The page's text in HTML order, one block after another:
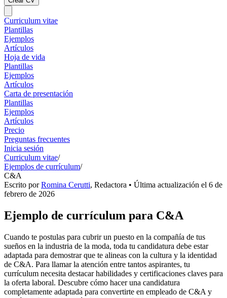
Curriculum vitae
Plantillas
Ejemplos
Artículos
Hoja de vida
Plantillas
Ejemplos
Artículos
Carta de presentación
Plantillas
Ejemplos
Artículos
Precio
Preguntas frecuentes
Inicia sesión
Curriculum vitae/
Ejemplos de currículum/
C&A
Escrito porRomina Cerutti, Redactora • Última actualización el 6 de
febrero de 2026
Ejemplo de currículum para C&A
Cuando te postulas para cubrir un puesto en la compañía de tus
sueños en la industria de la moda, toda tu candidatura debe estar
adaptada para demostrar que te alineas con la cultura y la identidad
de C&A. Para llamar la atención entre tantos aspirantes, tu
currículum necesita destacar habilidades y certificaciones claves para
la oferta laboral. Descubre cómo hacer una candidatura
completamente adaptada para convertirte en empleado de C&A y